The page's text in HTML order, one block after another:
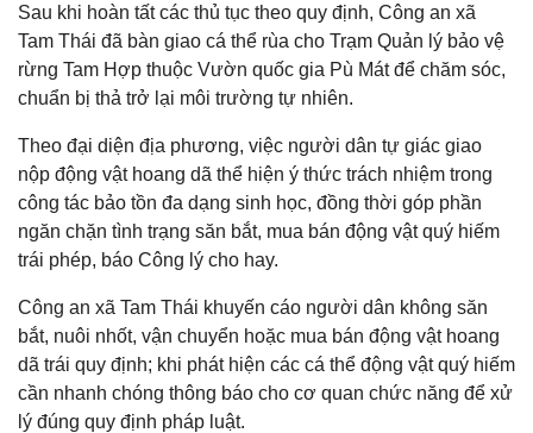
Sau khi hoàn tất các thủ tục theo quy định, Công an xã
Tam Thái đã bàn giao cá thể rùa cho Trạm Quản lý bảo vệ
rừng Tam Hợp thuộc Vườn quốc gia Pù Mát để chăm sóc,
chuẩn bị thả trở lại môi trường tự nhiên.
Theo đại diện địa phương, việc người dân tự giác giao
nộp động vật hoang dã thể hiện ý thức trách nhiệm trong
công tác bảo tồn đa dạng sinh học, đồng thời góp phần
ngăn chặn tình trạng săn bắt, mua bán động vật quý hiếm
trái phép, báo Công lý cho hay.
Công an xã Tam Thái khuyến cáo người dân không săn
bắt, nuôi nhốt, vận chuyển hoặc mua bán động vật hoang
dã trái quy định; khi phát hiện các cá thể động vật quý hiếm
cần nhanh chóng thông báo cho cơ quan chức năng để xử
lý đúng quy định pháp luật.